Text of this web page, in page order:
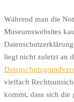
Während man die
Museumswebsites
liegt nicht zuletzt an
vielfach
kommt, dass sich die